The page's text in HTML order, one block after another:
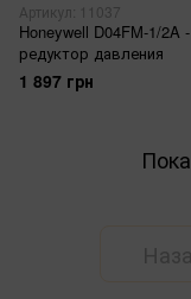
Артикул: 11037
Honeywell D04FM-1/2A -
редуктор давления
1 897 грн